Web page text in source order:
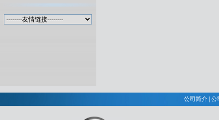
公司简介 公